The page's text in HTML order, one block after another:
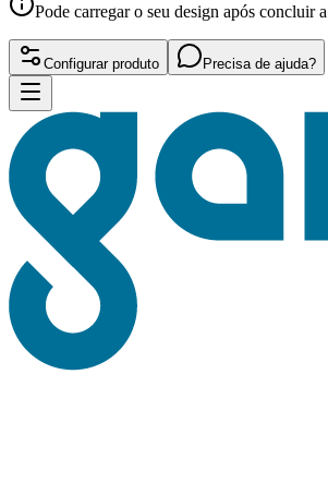
Pode carregar o seu design após concluir
Configurar produto Precisa de ajuda?